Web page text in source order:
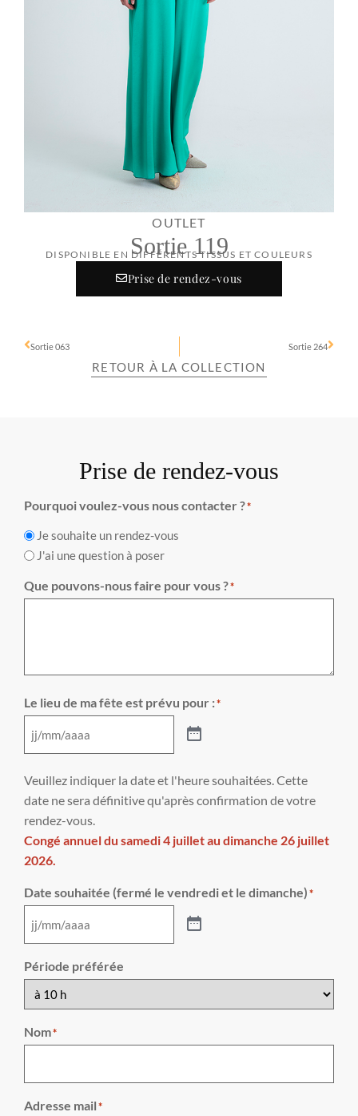
OUTLET
Sortie 119
DISPONIBLE EN DIFFÉRENTS TISSUS ET COULEURS
Prise de rendez-vous
Sortie 063 Sortie 264
RETOUR À LA COLLECTION
Prise de rendez-vous
Pourquoi voulez-vous nous contacter ?*
Je souhaite un rendez-vous
J'ai une question à poser
Que pouvons-nous faire pour vous ?*
Le lieu de ma fête est prévu pour :*
Veuillez indiquer la date et l'heure souhaitées. Cette
date ne sera définitive qu'après confirmation de votre
rendez-vous.
Congé annuel du samedi 4 juillet au dimanche 26 juillet
2026.
Date souhaitée (fermé le vendredi et le dimanche)*
Période préférée
Nom*
Adresse mail*